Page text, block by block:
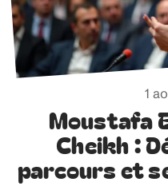
1
Moustafa
Cheikh :
parcours et